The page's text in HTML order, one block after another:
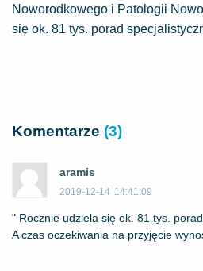
Noworodkowego i Patologii
się ok. 81 tys. porad
Komentarze (3)
aramis
2019-12-14 14:41:09
" Rocznie udziela się ok. 81 tys.
A czas oczekiwania na przyjęcie